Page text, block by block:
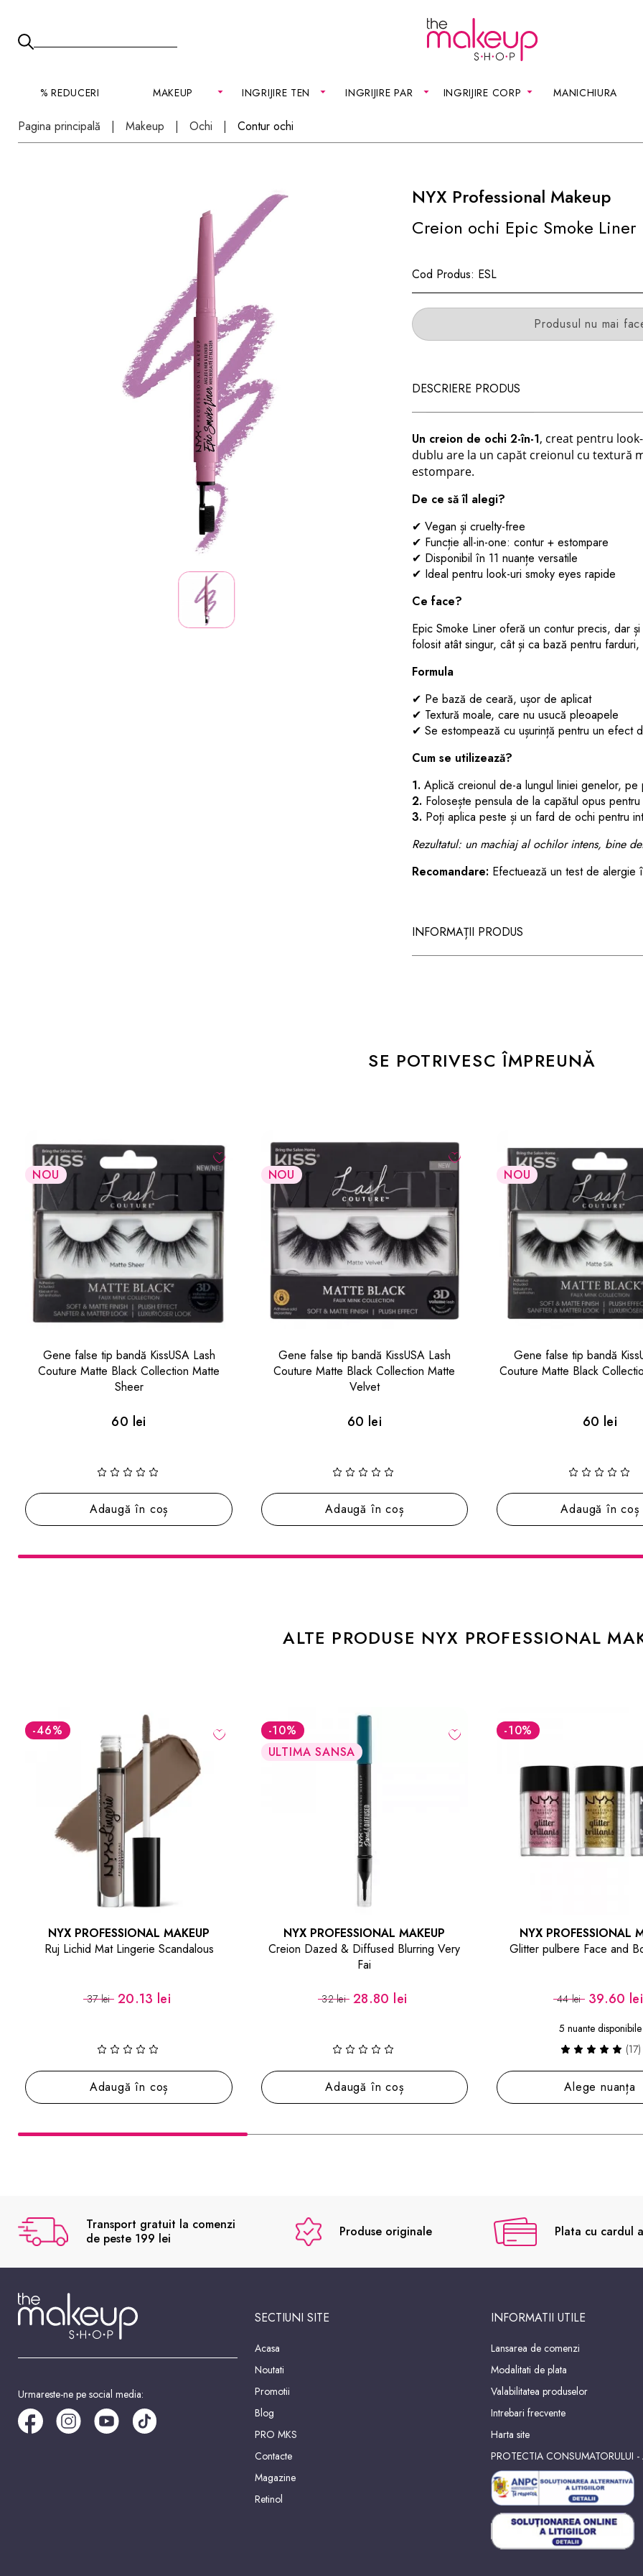
% REDUCERI MAKEUP INGRIJIRE TEN INGRIJIRE PAR INGRIJIRE CORP MANICHIURA
Pagina principală Makeup Ochi Contur ochi
NYX Professional Makeup
Creion ochi Epic Smoke Liner
Cod Produs: ESL
Produsul nu mai
DESCRIERE PRODUS
Un creion de ochi 2-în-1, creat pentru
dublu are la un capăt creionul cu textură
estompare.
De ce să îl alegi?
✔ Vegan și cruelty-free
✔ Funcție all-in-one: contur + estompare
✔ Disponibil în 11 nuanțe versatile
✔ Ideal pentru look-uri smoky eyes rapide
Ce face?
Epic Smoke Liner oferă un contur precis, dar
folosit atât singur, cât și ca bază pentru
Formula
✔ Pe bază de ceară, ușor de aplicat
✔ Textură moale, care nu usucă pleoapele
✔ Se estompează cu ușurință pentru un efect
Cum se utilizează?
1. Aplică creionul de-a lungul liniei genelor,
2. Folosește pensula de la capătul opus
3. Poți aplica peste și un fard de ochi pentru
Rezultatul: un machiaj al ochilor intens, bine
Recomandare: Efectuează un test de alergie
INFORMAȚII PRODUS
SE POTRIVESC ÎMPREUNĂ
NOU
Gene false tip bandă KissUSA Lash
Couture Matte Black Collection Matte
Velvet
60 lei
Adaugă în coș
NOU
Gene false tip bandă KissUSA Lash
Couture Matte Black Collection Matte Silk
60 lei
Adaugă în coș
NOU
Gene false tip bandă
Couture Triple Push Up
60 lei
Adaugă în
ALTE PRODUSE NYX PROFESSIONAL
-10%
ULTIMA SANSA
NYX PROFESSIONAL MAKEUP
Creion Dazed & Diffused Blurring Very
32 lei 28.80 lei
Adaugă în coș
-10%
NYX PROFESSIONAL MAKEUP
Glitter pulbere Face and Body Glitter
44 lei 39.60 lei
Alege nuanța
-10
NYX
Spray pentru Fixare
46 lei
Notifică-
Transport gratuit la comenzi
de peste 199 lei
Produse originale Plata cu cardul
Urmareste-ne pe social media:
SECTIUNI SITE
Acasa
Noutati
Promotii
Blog
PRO MKS
Contacte
Magazine
Retinol
INFORMATII UTILE
Lansarea de comenzi
Modalitati de plata
Valabilitatea produselor
Intrebari frecvente
Harta site
PROTECTIA CONSUMATORULUI